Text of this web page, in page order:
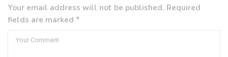
Your email address will not be published. Required
fields are marked *